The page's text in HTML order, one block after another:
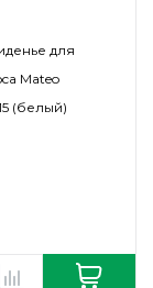
для
Mateo
(белый)